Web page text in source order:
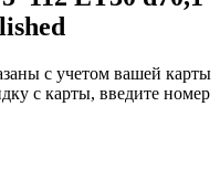
с учетом вашей карты
с карты, введите номер